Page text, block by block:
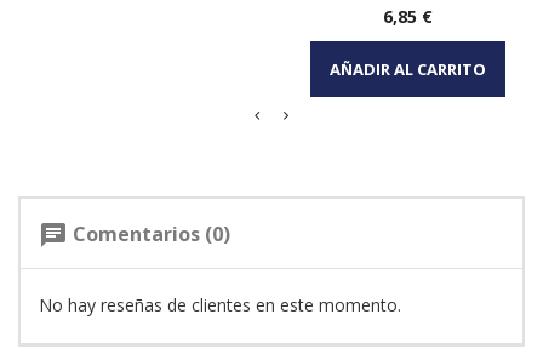
Precio
6,85 €
AÑADIR AL CARRITO
chat Comentarios (0)
No hay reseñas de clientes en este momento.